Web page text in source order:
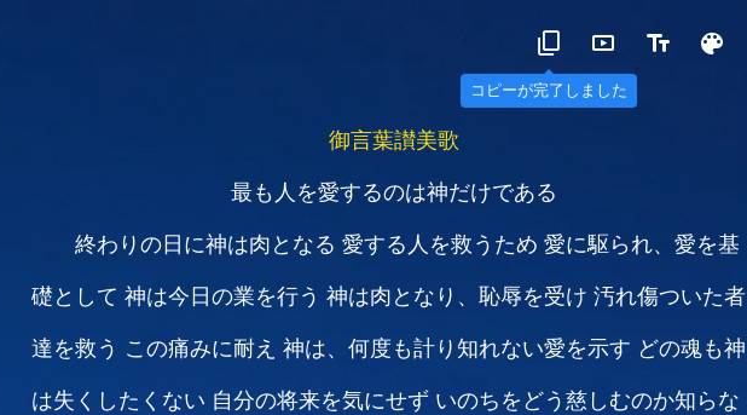
コピーが完了しました
御言葉讃美歌
最も人を愛するのは神だけである
終わりの日に神は肉となる 愛する人を救うため 愛に駆られ、愛を基
礎として 神は今日の業を行う 神は肉となり、恥辱を受け 汚れ傷ついた者
達を救う この痛みに耐え 神は、何度も計り知れない愛を示す どの魂も神
は失くしたくない 自分の将来を気にせず いのちをどう慈しむのか知らな